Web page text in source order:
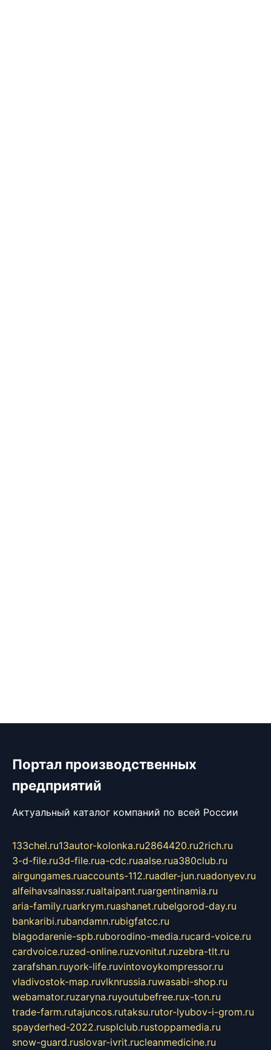
Портал производственных
предприятий
Актуальный каталог компаний по всей России
133chel.ru13autor-kolonka.ru2864420.ru2rich.ru
3-d-file.ru3d-file.rua-cdc.ruaalse.rua380club.ru
airgungames.ruaccounts-112.ruadler-jun.ruadonyev.ru
alfeihavsalnassr.rualtaipant.ruargentinamia.ru
aria-family.ruarkrym.ruashanet.rubelgorod-day.ru
bankaribi.rubandamn.rubigfatcc.ru
blagodarenie-spb.ruborodino-media.rucard-voice.ru
cardvoice.ruzed-online.ruzvonitut.ruzebra-tlt.ru
zarafshan.ruyork-life.ruvintovoykompressor.ru
vladivostok-map.ruvlknrussia.ruwasabi-shop.ru
webamator.ruzaryna.ruyoutubefree.rux-ton.ru
trade-farm.rutajuncos.rutaksu.rutor-lyubov-i-grom.ru
spayderhed-2022.rusplclub.rustoppamedia.ru
snow-guard.ruslovar-ivrit.rucleanmedicine.ru